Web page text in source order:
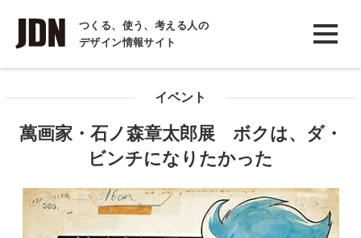
つくる、使う、考える人の
デザイン情報サイト
INTERVIEW
インタビュー
COLUMN
イベント
萬画家・石ノ森章太郎展 ボクは、ダ・
ビンチになりたかった